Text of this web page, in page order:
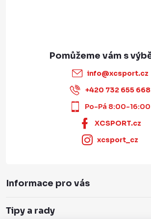
info@xcsport.cz
+420 732 655 668
Po-Pá 8:00-16:00
XCSPORT.cz
xcsport_cz
Informace pro vás
Tipy a rady